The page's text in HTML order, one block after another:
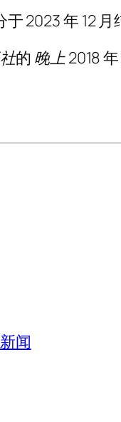
2023 年 12 月
的 晚上2018 年
闻